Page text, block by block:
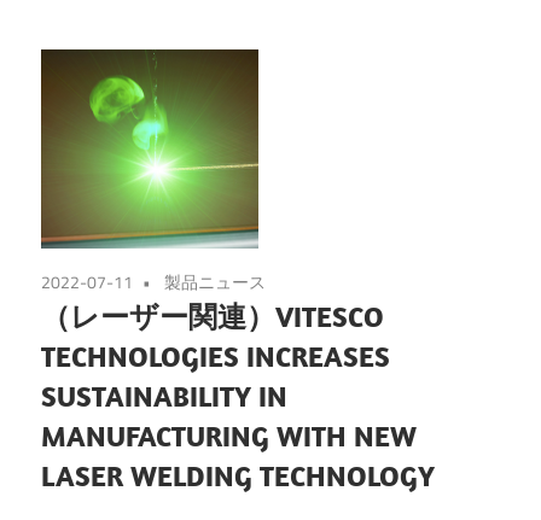
2022-07-11 製品ニュース
（レーザー関連）VITESCO
TECHNOLOGIES INCREASES
SUSTAINABILITY IN
MANUFACTURING WITH NEW
LASER WELDING TECHNOLOGY